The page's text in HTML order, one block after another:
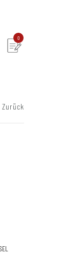
0
Zurück